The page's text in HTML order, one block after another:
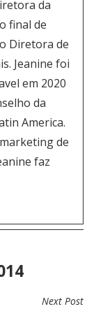
da
final de
Diretora de
Jeanine foi
em 2020
da
America.
de
faz
Next Post